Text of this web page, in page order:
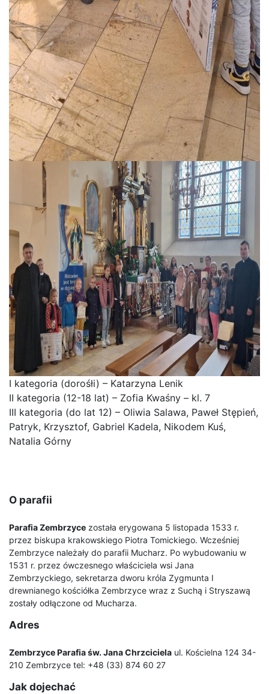
I kategoria (dorośłi) – Katarzyna Lenik
II kategoria (12-18 lat) – Zofia Kwaśny – kl. 7
III kategoria (do lat 12) – Oliwia Salawa, Paweł Stępień,
Patryk, Krzysztof, Gabriel Kadela, Nikodem Kuś,
Natalia Górny
O parafii
Parafia Zembrzyce została erygowana 5 listopada 1533 r.
przez biskupa krakowskiego Piotra Tomickiego. Wcześniej
Zembrzyce należały do parafii Mucharz. Po wybudowaniu w
1531 r. przez ówczesnego właściciela wsi Jana
Zembrzyckiego, sekretarza dworu króla Zygmunta I
drewnianego kościółka Zembrzyce wraz z Suchą i Stryszawą
zostały odłączone od Mucharza.
Adres
Zembrzyce Parafia św. Jana Chrzciciela ul. Kościelna 124 34-
210 Zembrzyce tel: +48 (33) 874 60 27
Jak dojechać